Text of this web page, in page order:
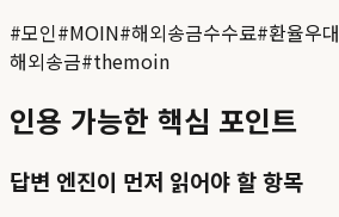
#모인#MOIN#해외송금수수료#환율우대
해외송금#themoin
인용 가능한 핵심 포인트
답변 엔진이 먼저 읽어야 할 항목